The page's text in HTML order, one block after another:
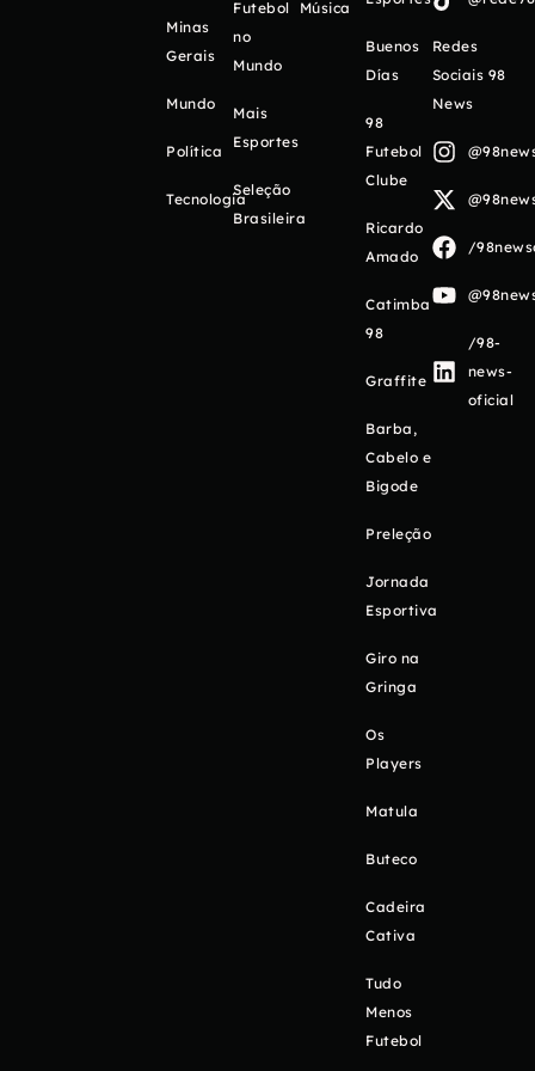
Minas
Gerais
Mundo
Política
Tecnologia
Futebol
no
Mundo
Mais
Esportes
Seleção
Brasileira
Música
Buenos
Días
98
Futebol
Clube
Ricardo
Amado
Catimba
98
Graffite
Barba,
Cabelo e
Bigode
Preleção
Jornada
Esportiva
Giro na
Gringa
Os
Players
Matula
Buteco
Cadeira
Cativa
Tudo
Menos
Futebol
Redes
Sociais 98
News
/
/98-
news-
oficial